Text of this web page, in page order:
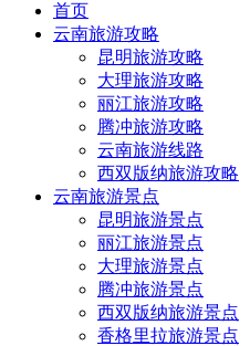
首页
云南旅游攻略
昆明旅游攻略
大理旅游攻略
丽江旅游攻略
腾冲旅游攻略
云南旅游线路
西双版纳旅游攻略
云南旅游景点
昆明旅游景点
丽江旅游景点
大理旅游景点
腾冲旅游景点
西双版纳旅游景点
香格里拉旅游景点